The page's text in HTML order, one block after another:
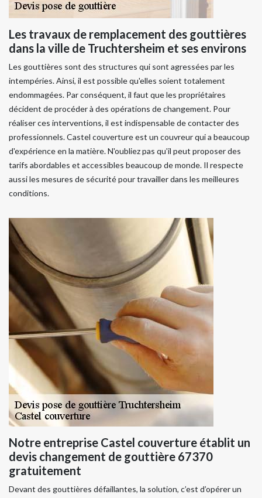
Les travaux de remplacement des gouttières
dans la ville de Truchtersheim et ses environs
Les gouttières sont des structures qui sont agressées par les
intempéries. Ainsi, il est possible qu'elles soient totalement
endommagées. Par conséquent, il faut que les propriétaires
décident de procéder à des opérations de changement. Pour
réaliser ces interventions, il est indispensable de contacter des
professionnels. Castel couverture est un couvreur qui a beaucoup
d'expérience en la matière. N'oubliez pas qu'il peut proposer des
tarifs abordables et accessibles beaucoup de monde. Il respecte
aussi les mesures de sécurité pour travailler dans les meilleures
conditions.
Notre entreprise Castel couverture établit un
devis changement de gouttière 67370
gratuitement
Devant des gouttières défaillantes, la solution, c’est d’opérer un